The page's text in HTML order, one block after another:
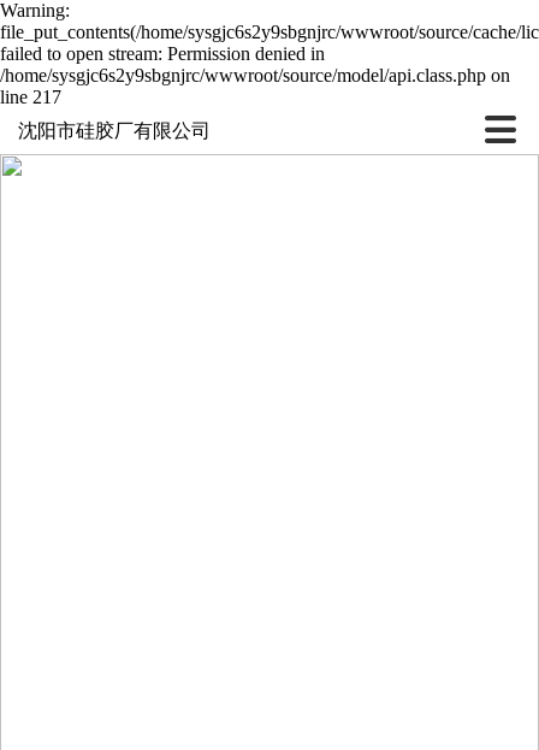
Warning:
file_put_contents(/home/sysgjc6s2y9sbgnjrc/wwwroot/source/cache/
failed to open stream: Permission denied in
/home/sysgjc6s2y9sbgnjrc/wwwroot/source/model/api.class.php on
line 217
沈阳市硅胶厂有限公司